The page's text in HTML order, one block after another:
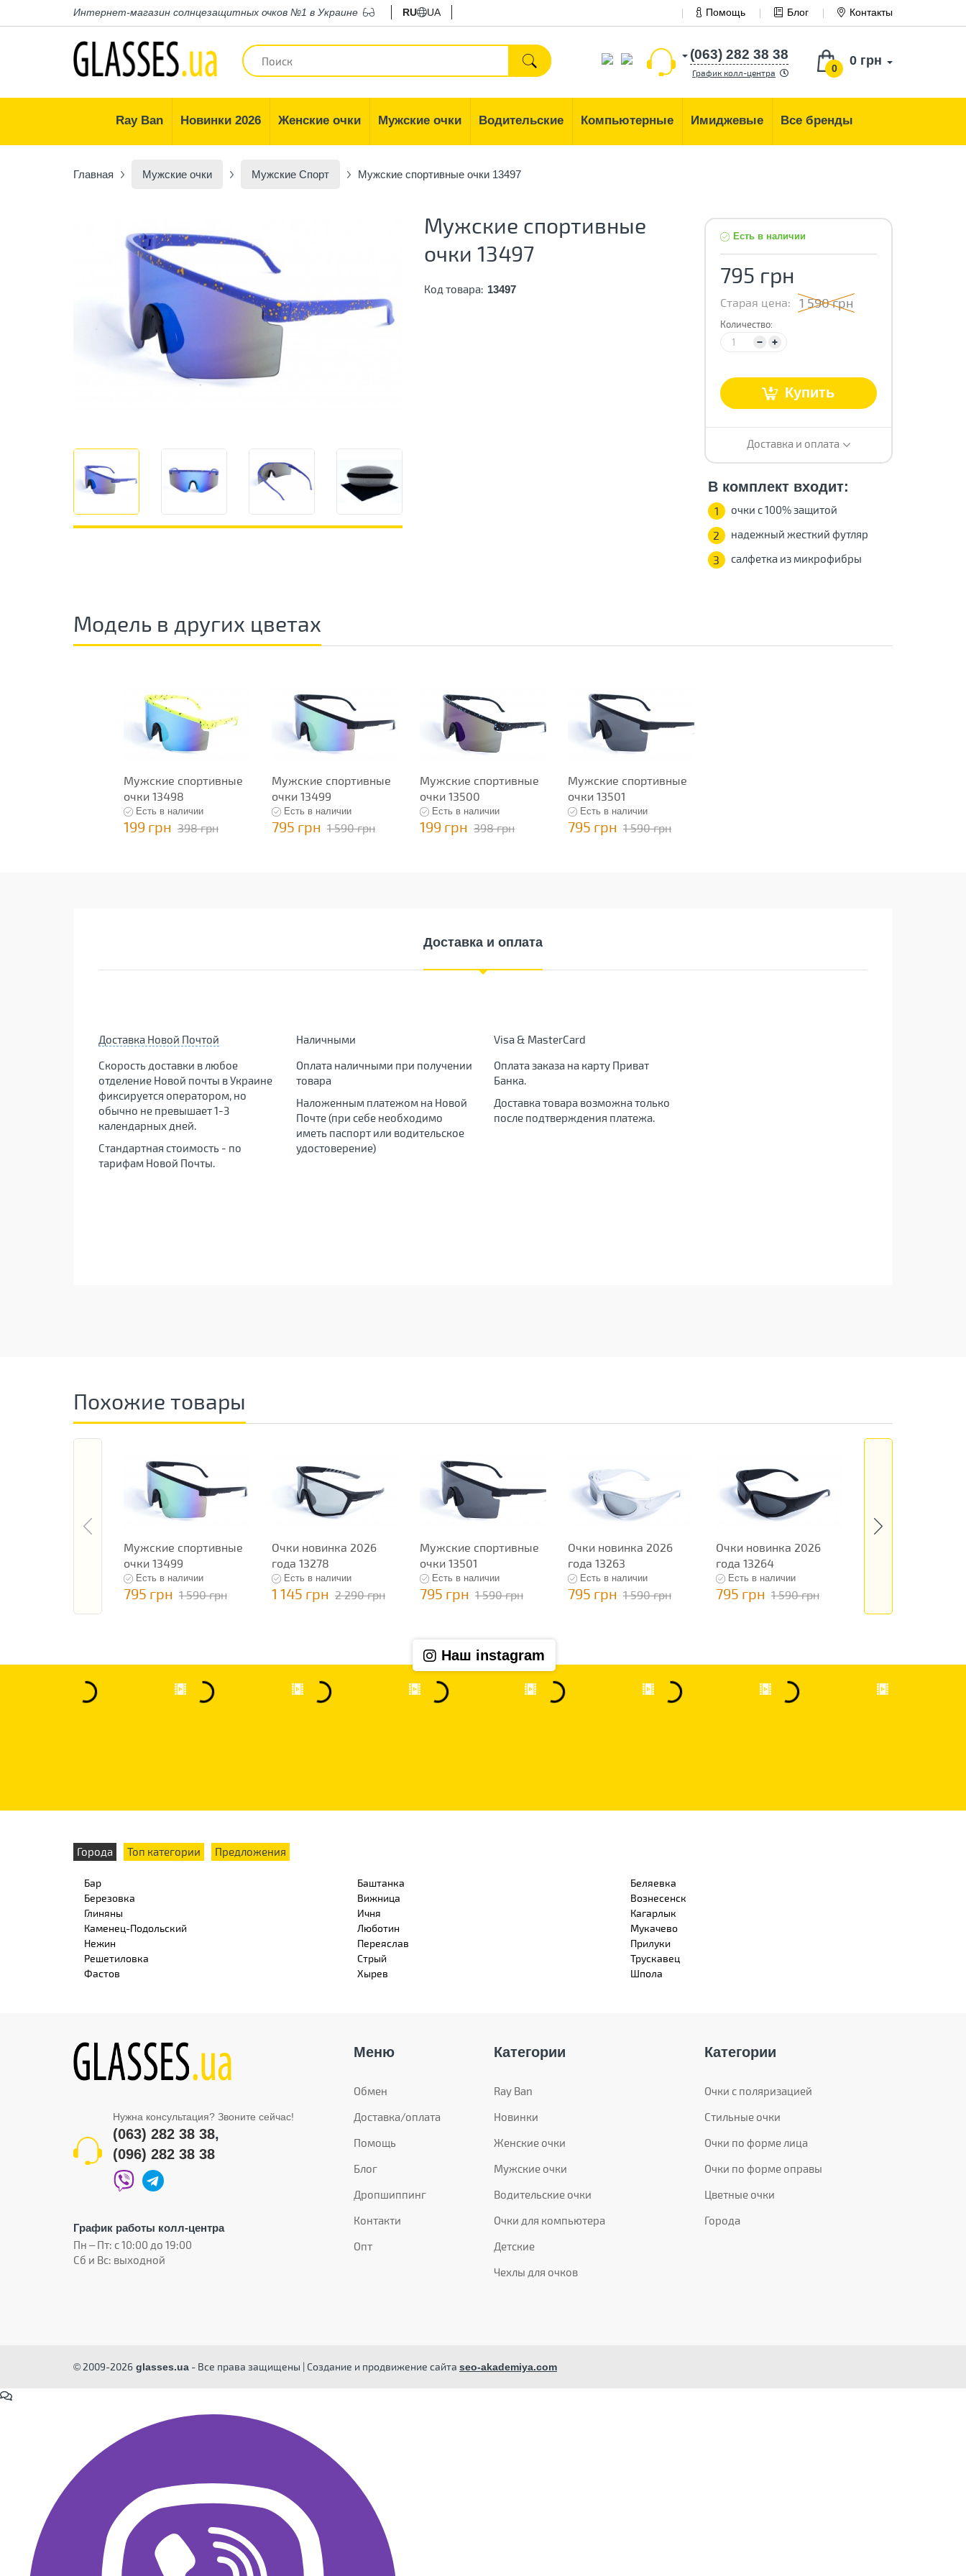
Интернет-магазин солнцезащитных очков №1 в Украине RU UA Помощь Блог Контакты
0
0 грн
(063) 282 38 38
График колл-центра
Ray Ban Новинки 2026 Женские очки Мужские очки Водительские Компьютерные Имиджевые Все бренды
Главная Мужские очки Мужские Спорт Мужские спортивные очки 13497
Мужские спортивные
очки 13497
Код товара: 13497
Есть в наличии
795 грн
Старая цена: 1 590 грн
Количество:
Купить
Доставка и оплата
В комплект входит:
1 очки с 100% защитой
2 надежный жесткий футляр
3 салфетка из микрофибры
Модель в других цветах
Мужские спортивные
очки 13498
Есть в наличии
199 грн 398 грн
Мужские спортивные
очки 13499
Есть в наличии
795 грн 1 590 грн
Мужские спортивные
очки 13500
Есть в наличии
199 грн 398 грн
Мужские спортивные
очки 13501
Есть в наличии
795 грн 1 590 грн
Доставка и оплата
Доставка Новой Почтой
Скорость доставки в любое
отделение Новой почты в Украине
фиксируется оператором, но
обычно не превышает 1-3
календарных дней.
Стандартная стоимость - по
тарифам Новой Почты.
Наличными
Оплата наличными при получении
товара
Наложенным платежом на Новой
Почте (при себе необходимо
иметь паспорт или водительское
удостоверение)
Visa & MasterCard
Оплата заказа на карту Приват
Банка.
Доставка товара возможна только
после подтверждения платежа.
Похожие товары
Мужские спортивные
очки 13499
Есть в наличии
795 грн 1 590 грн
Очки новинка 2026
года 13278
Есть в наличии
1 145 грн 2 290 грн
Мужские спортивные
очки 13501
Есть в наличии
795 грн 1 590 грн
Очки новинка 2026
года 13263
Есть в наличии
795 грн 1 590 грн
Очки новинка 2026
года 13264
Есть в наличии
795 грн 1 590 грн
Наш instagram
Города Топ категории Предложения
Бар Баштанка
Беляевка
Березовка
Вижница
Вознесенск
Глиняны
Ичня
Кагарлык
Каменец-Подольский
Люботин
Мукачево
Нежин
Переяслав
Прилуки
Решетиловка
Стрый
Трускавец
Фастов
Хырев Шпола
Нужна консультация? Звоните сейчас!
(063) 282 38 38,
(096) 282 38 38
График работы колл-центра
Пн – Пт: с 10:00 до 19:00
Сб и Вс: выходной
Меню
Обмен
Доставка/оплата
Помощь
Блог
Дропшиппинг
Контакти
Опт
Категории
Ray Ban
Новинки
Женские очки
Мужские очки
Водительские очки
Очки для компьютера
Детские
Чехлы для очков
Категории
Очки с поляризацией
Стильные очки
Очки по форме лица
Очки по форме оправы
Цветные очки
Города
© 2009-2026 glasses.ua - Все права защищены | Создание и продвижение сайта seo-akademiya.com